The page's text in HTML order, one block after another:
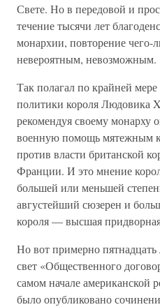
Свете. Но в передовой и
течение тысячи лет
монархии, повторение
невероятным, невозможным.
Так полагал по крайней
политики короля Людовика
рекомендуя своему монарху
военную помощь мятежным
против власти британской
Франции. И это мнение
большей или меньшей
августейший сюзерен и
короля — высшая
Но вот примерно пятнадцать
свет «Общественного
самом начале американской
было опубликовано